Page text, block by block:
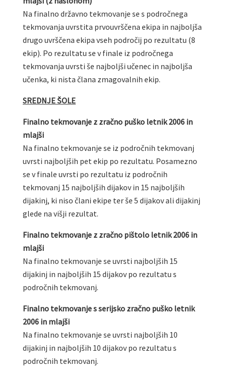
Na finalno državno tekmovanje se s področnega
tekmovanja uvrstita prvouvrščena ekipa in najboljša
drugo uvrščena ekipa vseh področij po rezultatu (8
ekip). Po rezultatu se v finale iz področnega
tekmovanja uvrsti še najboljši učenec in najboljša
učenka, ki nista člana zmagovalnih ekip.
SREDNJE ŠOLE
Finalno tekmovanje z zračno puško letnik 2006 in
mlajši
Na finalno tekmovanje se iz področnih tekmovanj
uvrsti najboljših pet ekip po rezultatu. Posamezno
se v finale uvrsti po rezultatu iz področnih
tekmovanj 15 najboljših dijakov in 15 najboljših
dijakinj, ki niso člani ekipe ter še 5 dijakov ali dijakinj
glede na višji rezultat.
Finalno tekmovanje z zračno pištolo letnik 2006 in
mlajši
Na finalno tekmovanje se uvrsti najboljših 15
dijakinj in najboljših 15 dijakov po rezultatu s
področnih tekmovanj.
Finalno tekmovanje s serijsko zračno puško letnik
2006 in mlajši
Na finalno tekmovanje se uvrsti najboljših 10
dijakinj in najboljših 10 dijakov po rezultatu s
področnih tekmovanj.